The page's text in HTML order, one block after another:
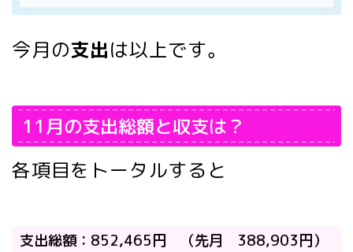
今月の支出は以上です。
11月の支出総額と収支は？
各項目をトータルすると
支出総額：852,465円 （先月 388,903円）